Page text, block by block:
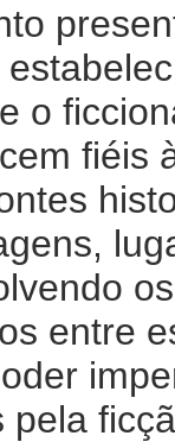
o
fiéis
entre
pela